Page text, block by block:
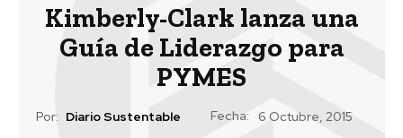
Kimberly-Clark lanza una
Guía de Liderazgo para
PYMES
Por: Diario Sustentable Fecha: 6 Octubre, 2015